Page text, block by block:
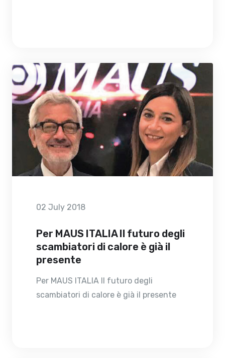
02 July 2018
Per MAUS ITALIA Il futuro degli
scambiatori di calore è già il
presente
Per MAUS ITALIA Il futuro degli
scambiatori di calore è già il presente